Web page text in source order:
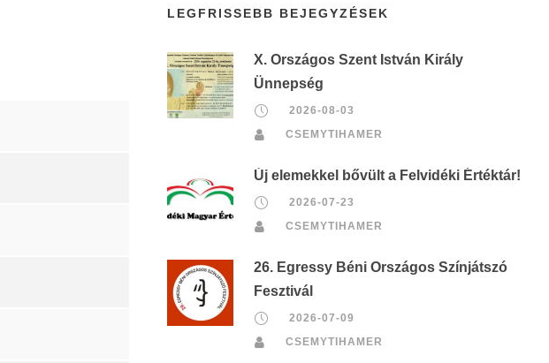
LEGFRISSEBB BEJEGYZÉSEK
X. Országos Szent István Király
Ünnepség
2026-08-03
CSEMYTIHAMER
Új elemekkel bővült a Felvidéki Értéktár!
2026-07-23
CSEMYTIHAMER
26. Egressy Béni Országos Színjátszó
Fesztivál
2026-07-09
CSEMYTIHAMER